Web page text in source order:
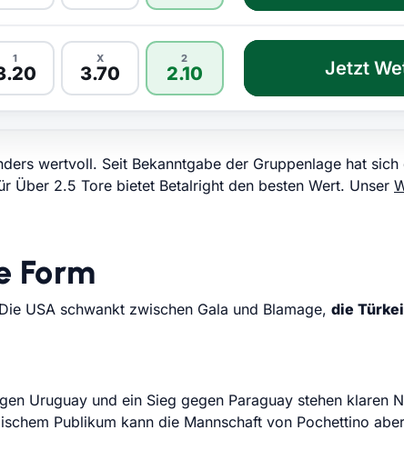
1 X
3.70
2
2.10 Jetzt
wertvoll. Seit Bekanntgabe der Gruppenlage hat
Über 2.5 Tore bietet Betalright den besten Wert. Unser
Form
USA schwankt zwischen Gala und Blamage, die
Uruguay und ein Sieg gegen Paraguay stehen
Publikum kann die Mannschaft von Pochettino